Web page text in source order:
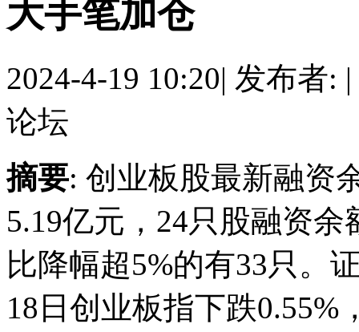
大手笔加仓
2024-4-19 10:20| 发布者: |
论坛
摘要: 创业板股最新融资
5.19亿元，24只股融资
比降幅超5%的有33只。
18日创业板指下跌